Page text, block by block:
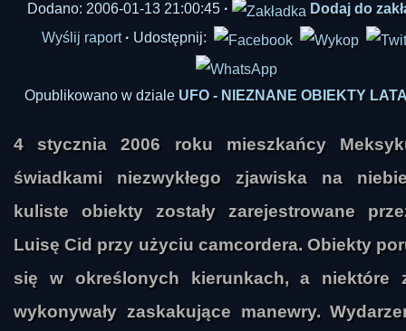
Dodano: 2006-01-13 21:00:45 ·
Dodaj do
Wyślij raport · Udostępnij:
Opublikowano w dziale UFO - NIEZNANE OBIEKTY
4 stycznia 2006 roku mieszkańcy
świadkami niezwykłego zjawiska na
kuliste obiekty zostały zarejestrowane
Luisę Cid przy użyciu camcordera. Obiekty
się w określonych kierunkach, a niektóre
wykonywały zaskakujące manewry.